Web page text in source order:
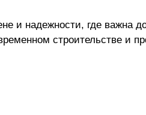
и надежности, где важна
строительстве и